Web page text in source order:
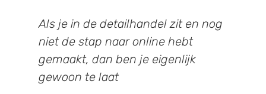
Als je in de detailhandel zit en nog
niet de stap naar online hebt
gemaakt, dan ben je eigenlijk
gewoon te laat